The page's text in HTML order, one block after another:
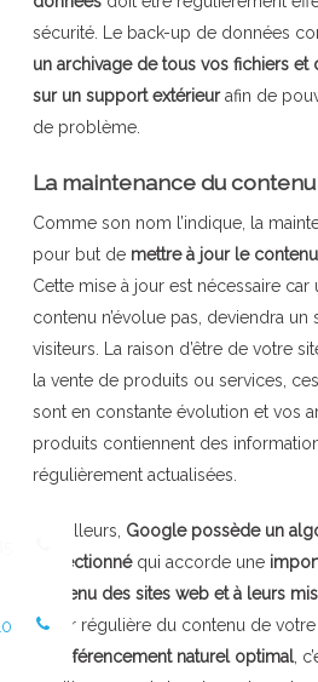
sécurité. Le back-up de données
un archivage de tous vos fichiers et
sur un support extérieurafin de
de problème.
La maintenance du contenu
Comme son nom l’indique, la
pour but de mettre à jour le
Cette mise à jour est nécessaire
contenu n’évolue pas, deviendra
visiteurs. La raison d’être de votre
la vente de produits ou services,
sont en constante évolution et vos
produits contiennent des
régulièrement actualisées.
Par ailleurs, Google possède un
perfectionnéqui accorde une
contenu des sites web et à leurs
à jour régulière du contenu de
référencement naturel optimal,